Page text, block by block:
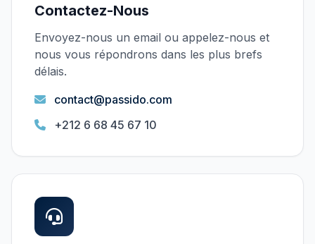
Contactez-Nous
Envoyez-nous un email ou appelez-nous et
nous vous répondrons dans les plus brefs
délais.
contact@passido.com
+212 6 68 45 67 10